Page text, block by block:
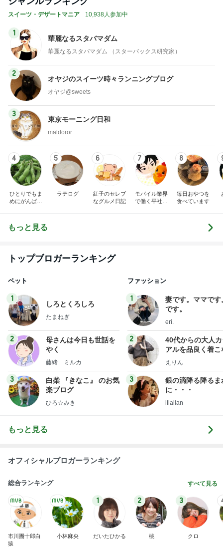
スイーツ・デザートマニア 10,938人参加中
1
華麗なるスタバマダム
華麗なるスタバマダム （スターバックス研究家）
2
オヤジのスイーツ時々ランニングブログ
オヤジ@sweets
3
東京モーニング日和
maldoror
4
ひとりでもま
めにがんばる
5
ラテログ
6
紅子のセレブ
なグルメ日記
7
モバイル業界
で働く平社員
8
毎日おやつを
食べています
もっと見る
トップブロガーランキング
ペット
1
しろとくろしろ
たまねぎ
2
母さんは今日も世話を
やく
藤緒 ミルカ
3
白柴 『きなこ』 のお気
楽ブログ
ひろ☆みき
ファッション
1
妻です。ママです
です。
eri.
2
40代からの大人
アルを品良く着こ
ファッションブロ
えりん
3
銀の滴降る降るま
に・・・
illallan
もっと見る
オフィシャルブロガーランキング
総合ランキング すべて見る
市川團十郎白
猿
小林麻央
1
だいたひかる
2
桃
3
クロ